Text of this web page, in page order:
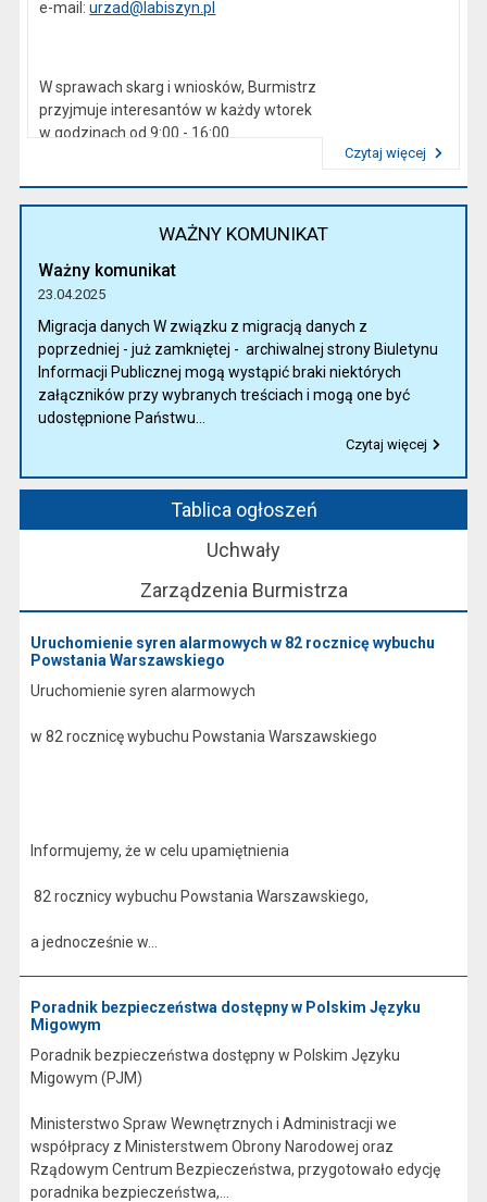
e-mail:urzad@labiszyn.pl
W sprawach skarg i wniosków, Burmistrz
przyjmuje interesantów w każdy wtorek
w godzinach od 9:00 - 16:00
Czytaj więcej
WAŻNY KOMUNIKAT
Ważny komunikat
23.04.2025
Migracja danych W związku z migracją danych z
poprzedniej - już zamkniętej - archiwalnej strony Biuletynu
Informacji Publicznej mogą wystąpić braki niektórych
załączników przy wybranych treściach i mogą one być
udostępnione Państwu...
Czytaj więcej
Tablica ogłoszeń
Uchwały
Zarządzenia Burmistrza
Uruchomienie syren alarmowych w 82 rocznicę wybuchu
Powstania Warszawskiego
Uruchomienie syren alarmowych
w 82 rocznicę wybuchu Powstania Warszawskiego
Informujemy, że w celu upamiętnienia
82 rocznicy wybuchu Powstania Warszawskiego,
a jednocześnie w...
Poradnik bezpieczeństwa dostępny w Polskim Języku
Migowym
Poradnik bezpieczeństwa dostępny w Polskim Języku
Migowym (PJM)
Ministerstwo Spraw Wewnętrznych i Administracji we
współpracy z Ministerstwem Obrony Narodowej oraz
Rządowym Centrum Bezpieczeństwa, przygotowało edycję
poradnika bezpieczeństwa,...